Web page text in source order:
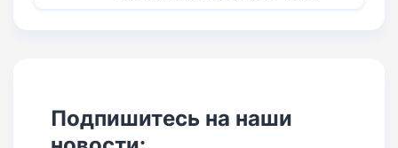
Подпишитесь на наши